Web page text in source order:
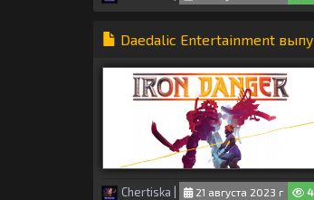
Daedalic Entertainment
Chertiska 21 августа 2023 г